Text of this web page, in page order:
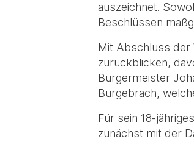
auszeichnet.
Beschlüssen
Mit Abschluss der
zurückblicken,
Bürgermeister
Burgebrach,
Für sein 18-
zunächst mit der